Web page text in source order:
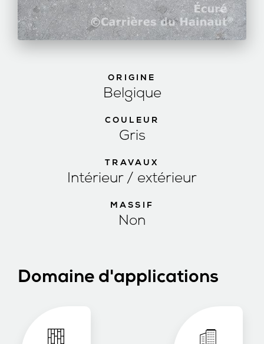
ORIGINE
Belgique
COULEUR
Gris
TRAVAUX
Intérieur / extérieur
MASSIF
Non
Domaine d'applications